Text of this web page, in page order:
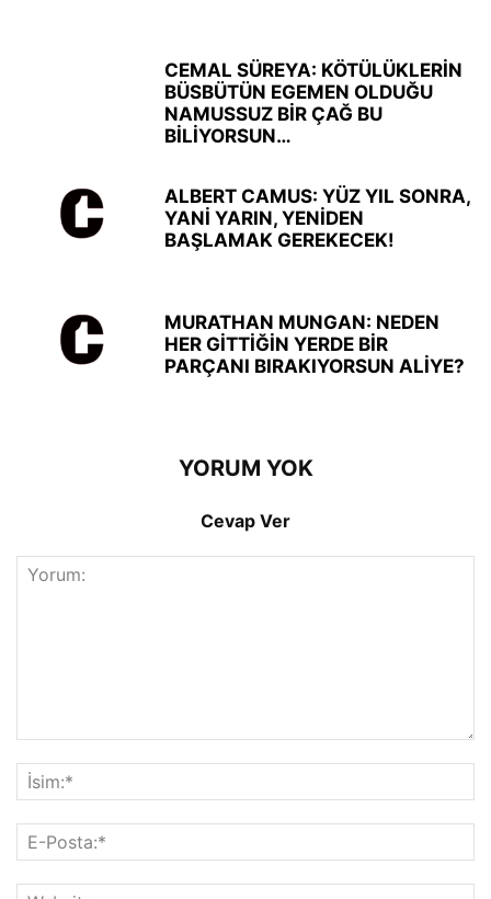
CEMAL SÜREYA: KÖTÜLÜKLERİN
BÜSBÜTÜN EGEMEN OLDUĞU
NAMUSSUZ BİR ÇAĞ BU
BİLİYORSUN…
ALBERT CAMUS: YÜZ YIL SONRA,
YANİ YARIN, YENİDEN
BAŞLAMAK GEREKECEK!
MURATHAN MUNGAN: NEDEN
HER GİTTİĞİN YERDE BİR
PARÇANI BIRAKIYORSUN ALİYE?
YORUM YOK
Cevap Ver